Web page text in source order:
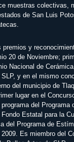
muestras colectivas,
de San Luis
premios y
20 de Noviembre;
Nacional de
y en el mismo
del municipio de
lugar en el
del Programa
Estatal para la
del Programa de
Es miembro del